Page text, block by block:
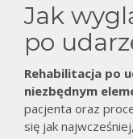
Jak
po
Rehabilitacja po
niezbędnym
pacjenta oraz
się jak